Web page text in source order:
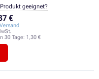
€
Versand
30 Tage: 1,30 €
geeignet?